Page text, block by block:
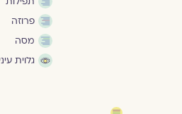
פרוזה
מסה
גלוית